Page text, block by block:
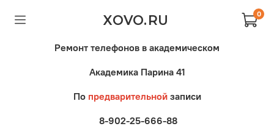
XOVO.RU 0
Ремонт телефонов в академическом
Академика Парина 41
По предварительнойзаписи
8-902-25-666-88